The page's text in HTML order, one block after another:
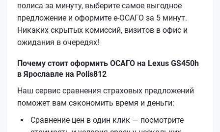
полиса за минуту, выберите самое выгодное
предложение и оформите е‑ОСАГО за 5 минут.
Никаких скрытых комиссий, визитов в офис и
ожидания в очередях!
Почему стоит оформить ОСАГО на Lexus GS450h
в Ярославле на Polis812
Наш сервис сравнения страховых предложений
поможет вам сэкономить время и деньги:
Сравнение цен в один клик — посмотрите